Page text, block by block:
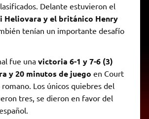
Delante estuvieron el
Heliovara y el británico Henry
tenían un importante desafío
fue unavictoria 6-1 y 7-6 (3)
y 20 minutos de juego en Court
Los únicos quiebres del
tres, se dieron en favor del